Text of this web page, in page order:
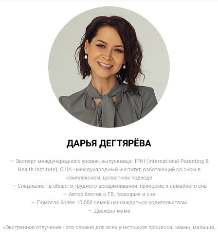
ДАРЬЯ ДЕГТЯРЁВА
— Эксперт международного уровня, выпускница IPHI (International Parenting &
Health Institute), США - международный институт, работающий со сном в
комплексном, целостном подходе
— Специалист в области грудного вскармливания, прикорма и семейного сна
— Автор блогов о ГВ, прикорме и сне
— Помогла более 10.000 семей наслаждаться родительством
— Дважды мама
«Экстренное отлучение - это сложно для всех участников процесса: мамы, малыша,